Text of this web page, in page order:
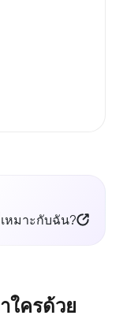
หมาะกับฉัน?
ใครด้วย